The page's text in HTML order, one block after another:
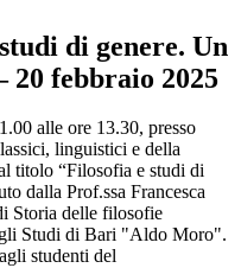
di genere. Un
20 febbraio 2025
alle ore 13.30, presso
linguistici e della
titolo “Filosofia e studi di
dalla Prof.ssa Francesca
Storia delle filosofie
Studi di Bari "Aldo Moro".
studenti del